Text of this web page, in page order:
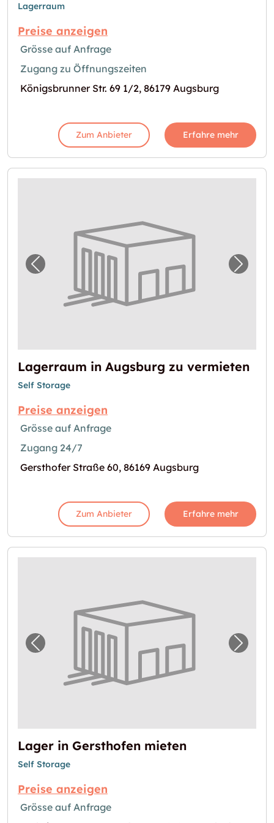
Lagerraum
Preise anzeigen
Grösse auf Anfrage
Zugang zu Öffnungszeiten
Königsbrunner Str. 69 1/2, 86179 Augsburg
Zum Anbieter Erfahre mehr
Vorheriges Bild für "Lagerraum in
Lagerraum in Augsburg zu vermieten
Self Storage
Preise anzeigen
Grösse auf Anfrage
Zugang 24/7
Gersthofer Straße 60, 86169 Augsburg
Zum Anbieter Erfahre mehr
Vorheriges Bild für "Lager in Gersthofen
Lager in Gersthofen mieten
Self Storage
Preise anzeigen
Grösse auf Anfrage